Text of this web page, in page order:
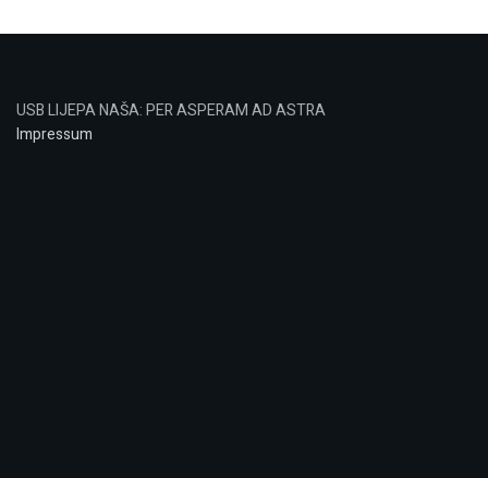
USB LIJEPA NAŠA: PER ASPERAM AD ASTRA
Impressum